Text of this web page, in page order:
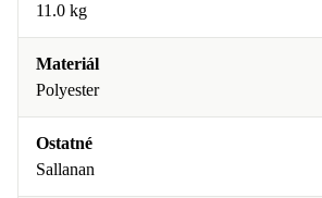
11.0 kg
Materiál
Polyester
Ostatné
Sallanan